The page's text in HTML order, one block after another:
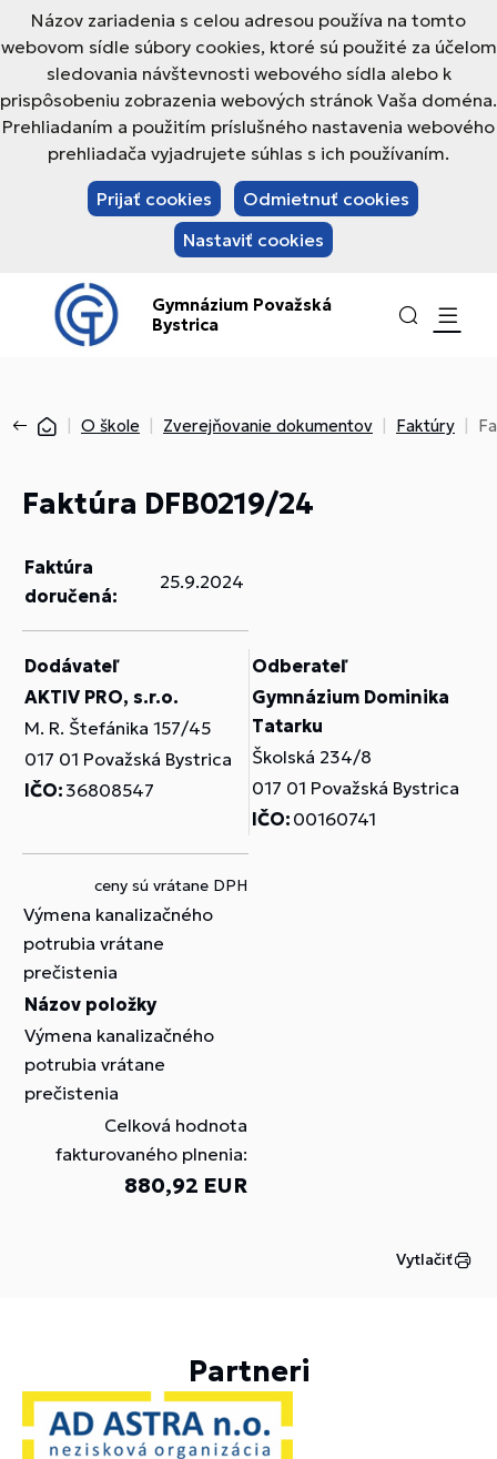
Názov zariadenia s celou adresou používa na tomto
webovom sídle súbory cookies, ktoré sú použité za účelom
sledovania návštevnosti webového sídla alebo k
prispôsobeniu zobrazenia webových stránok Vaša doména.
Prehliadaním a použitím príslušného nastavenia webového
prehliadača vyjadrujete súhlas s ich používaním.
Prijať cookies
Odmietnuť cookies
Nastaviť cookies
Gymnázium Považská
Bystrica
O škole Zverejňovanie dokumentov Faktúry
Faktúra DFB0219/24
Faktúra
doručená:
25.9.2024
Dodávateľ
AKTIV PRO, s.r.o.
M. R. Štefánika 157/45
017 01 Považská Bystrica
IČO: 36808547
Odberateľ
Gymnázium Dominika
Tatarku
Školská 234/8
017 01 Považská Bystrica
IČO: 00160741
ceny sú vrátane DPH
Výmena kanalizačného
potrubia vrátane
prečistenia
Názov položky
Výmena kanalizačného
potrubia vrátane
prečistenia
Celková hodnota
fakturovaného plnenia:
880,92 EUR
Vytlačiť
Partneri